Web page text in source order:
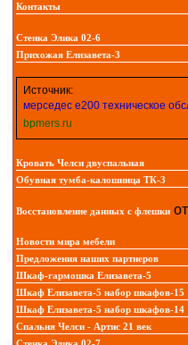
Контакты
Стенка Элика 02-6
Прихожая Елизавета-3
Источник:
мерседес e200 техническое
bpmers.ru
Кровать Челси двуспальная
Обувная тумба-калошница ТК-3
Восстановление данных с флешки
Новости мира мебели
Предложения наших партнеров
Шкаф-гармошка Елизавета-5
Шкаф Елизавета-5 набор шкафов-15
Шкаф Елизавета-5 набор шкафов-14
Спальня Челси - Артис 21 век